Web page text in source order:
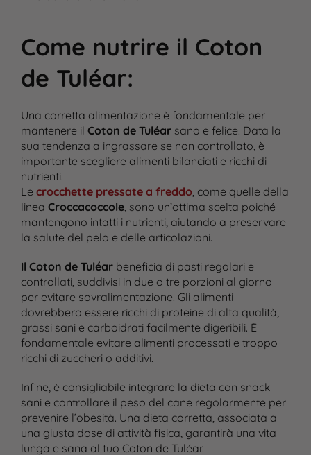
Come nutrire il Coton
de Tuléar:
Una corretta alimentazione è fondamentale per
mantenere il Coton de Tuléarsano e felice. Data la
sua tendenza a ingrassare se non controllato, è
importante scegliere alimenti bilanciati e ricchi di
nutrienti.
Le crocchette pressate a freddo, come quelle della
linea Croccacoccole, sono un’ottima scelta poiché
mantengono intatti i nutrienti, aiutando a preservare
la salute del pelo e delle articolazioni.
Il Coton de Tuléarbeneficia di pasti regolari e
controllati, suddivisi in due o tre porzioni al giorno
per evitare sovralimentazione. Gli alimenti
dovrebbero essere ricchi di proteine di alta qualità,
grassi sani e carboidrati facilmente digeribili. È
fondamentale evitare alimenti processati e troppo
ricchi di zuccheri o additivi.
Infine, è consigliabile integrare la dieta con snack
sani e controllare il peso del cane regolarmente per
prevenire l’obesità. Una dieta corretta, associata a
una giusta dose di attività fisica, garantirà una vita
lunga e sana al tuo Coton de Tuléar.